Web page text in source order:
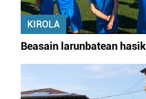
KIROLA
Beasain larunbatean